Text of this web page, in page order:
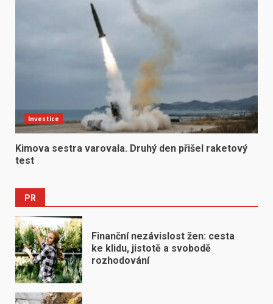
Investice
Kimova sestra varovala. Druhý den přišel raketový
test
PR
Finanční nezávislost žen: cesta
ke klidu, jistotě a svobodě
rozhodování